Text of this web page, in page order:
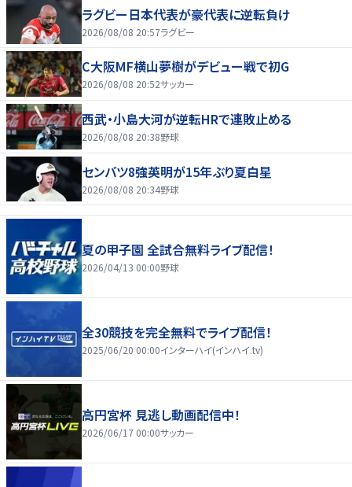
ラグビー日本代表が豪代表に逆転負け
2026/08/08 20:57ラグビー
C大阪MF横山夢樹がデビュー戦で初G
2026/08/08 20:52サッカー
西武・小島大河が逆転HRで連敗止める
2026/08/08 20:38野球
センバツ8強英明が15年ぶり夏白星
2026/08/08 20:34野球
夏の甲子園 全試合無料ライブ配信！
2026/04/13 00:00野球
全30競技を完全無料でライブ配信！
2025/06/20 00:00インターハイ(インハイ.tv)
高円宮杯 見逃し動画配信中！
2026/06/17 00:00サッカー